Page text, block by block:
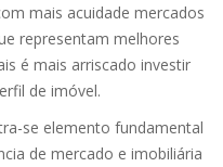
mais acuidade mercados
representam melhores
é mais arriscado investir
de imóvel.
se elemento fundamental
de mercado e imobiliária